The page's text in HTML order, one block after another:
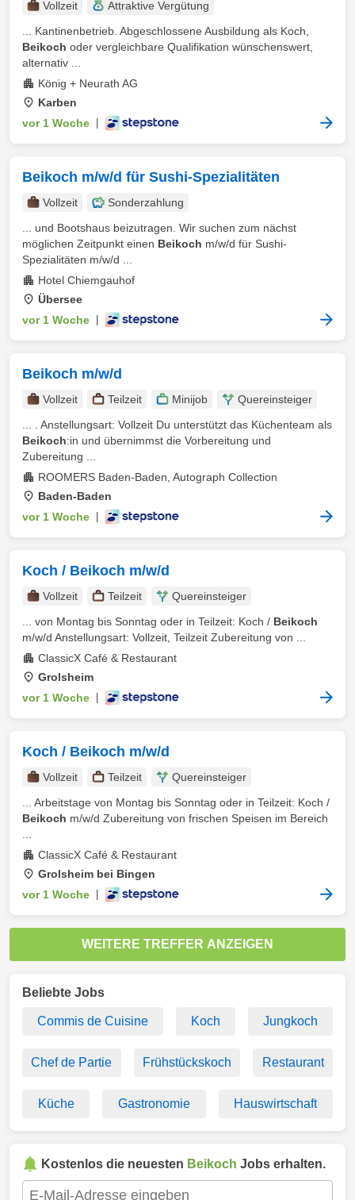
Vollzeit
Attraktive Vergütung
... Kantinenbetrieb. Abgeschlossene Ausbildung als Koch,
Beikoch oder vergleichbare Qualifikation wünschenswert,
alternativ ...
König + Neurath AG
Karben
vor 1 Woche
Beikoch m/w/d für Sushi-Spezialitäten
Vollzeit
Sonderzahlung
... und Bootshaus beizutragen. Wir suchen zum nächst
möglichen Zeitpunkt einen Beikoch m/w/d für Sushi-
Spezialitäten m/w/d ...
Hotel Chiemgauhof
Übersee
vor 1 Woche
Beikoch m/w/d
Vollzeit Teilzeit Minijob
Quereinsteiger
... . Anstellungsart: Vollzeit Du unterstützt das Küchenteam als
Beikoch:in und übernimmst die Vorbereitung und
Zubereitung ...
ROOMERS Baden-Baden, Autograph Collection
Baden-Baden
vor 1 Woche
Koch / Beikoch m/w/d
Vollzeit Teilzeit
Quereinsteiger
... von Montag bis Sonntag oder in Teilzeit: Koch / Beikoch
m/w/d Anstellungsart: Vollzeit, Teilzeit Zubereitung von ...
ClassicX Café & Restaurant
Grolsheim
vor 1 Woche
Koch / Beikoch m/w/d
Vollzeit Teilzeit
Quereinsteiger
... Arbeitstage von Montag bis Sonntag oder in Teilzeit: Koch /
Beikoch m/w/d Zubereitung von frischen Speisen im Bereich
ClassicX Café & Restaurant
Grolsheim bei Bingen
vor 1 Woche
WEITERE TREFFER ANZEIGEN
Beliebte Jobs
Commis de Cuisine Koch Jungkoch
Chef de Partie Frühstückskoch Restaurant
Küche Gastronomie Hauswirtschaft
Kostenlos die neuesten Beikoch Jobs erhalten.